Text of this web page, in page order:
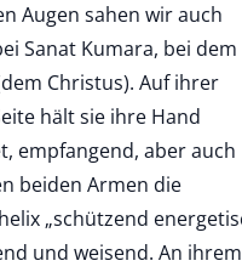
Augen sahen wir auch
Sanat Kumara, bei dem
Christus). Auf ihrer
hält sie ihre Hand
empfangend, aber auch
beiden Armen die
„schützend
und weisend. An ihrem